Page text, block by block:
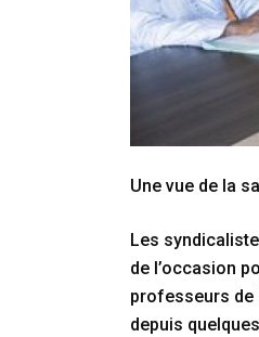
Une vue de la
Les
de l’occasion
professeurs de
depuis